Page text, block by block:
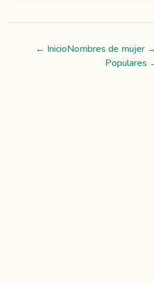
← InicioNombres de mujer→
Populares